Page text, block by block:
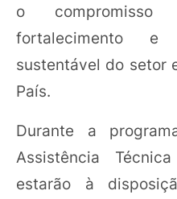
o
fortalecimento e
sustentável do setor
País.
Durante a
Assistência
estarão à